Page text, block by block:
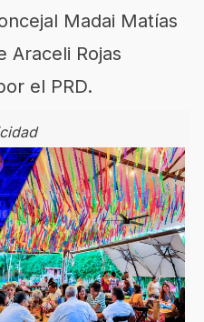
Madai Matías
Araceli Rojas
el PRD.